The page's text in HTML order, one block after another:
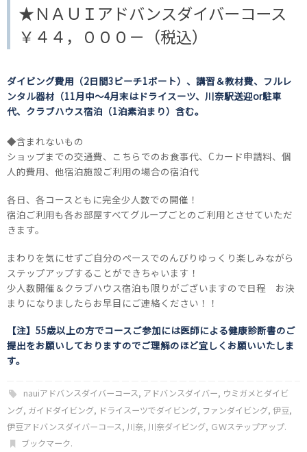
★ＮＡＵＩアドバンスダイバーコース
￥４４，０００－（税込）
ダイビング費用（2日間3ビーチ1ボート）、講習＆教材費、 フルレ
ンタル器材（11月中～4月末はドライスーツ、 川奈駅送迎or駐車
代、クラブハウス宿泊（1泊素泊まり）含む。
◆含まれないもの
ショップまでの交通費、こちらでのお食事代、Cカード申請料、個
人的費用、他宿泊施設ご利用の場合の宿泊代
各日、各コースともに完全少人数での開催！
宿泊ご利用も各お部屋すべてグループごとのご利用とさせていただ
きます。
まわりを気にせずご自分のペースでのんびりゆっくり楽しみながら
ステップアップすることができちゃいます！
少人数開催＆クラブハウス宿泊も限りがございますので日程 お決
まりになりましたらお早目にご連絡ください！！
【注】55歳以上の方でコースご参加には医師による健康診断書のご
提出をお願いしておりますのでご理解のほど宜しくお願いいたしま
す。
nauiアドバンスダイバーコース, アドバンスダイバー, ウミガメとダイビ
ング, ガイドダイビング, ドライスーツでダイビング, ファンダイビング, 伊豆,
伊豆アドバンスダイバーコース, 川奈, 川奈ダイビング, ＧＷステップアップ.
ブックマーク.